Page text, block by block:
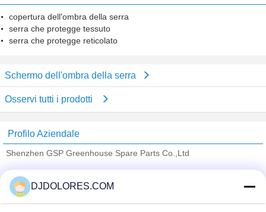
copertura dell'ombra della serra
serra che protegge tessuto
serra che protegge reticolato
Schermo dell'ombra della serra
Osservi tutti i prodotti
Profilo Aziendale
Shenzhen GSP Greenhouse Spare Parts Co.,Ltd
Trust Seal
Verified Suplier
DJDOLORES.COM